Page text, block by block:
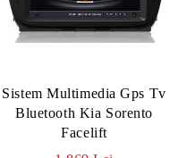
Sistem Multimedia Gps Tv
Bluetooth Kia Sorento
Facelift